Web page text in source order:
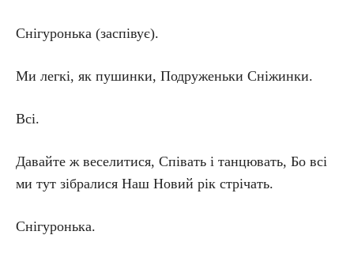
Снігуронька (заспівує).
Ми легкі, як пушинки, Подруженьки Сніжинки.
Всі.
Давайте ж веселитися, Співать і танцювать, Бо всі
ми тут зібралися Наш Новий рік стрічать.
Снігуронька.